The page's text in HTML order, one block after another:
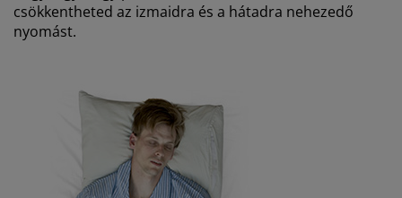
csökkentheted az izmaidra és a hátadra nehezedő
nyomást.